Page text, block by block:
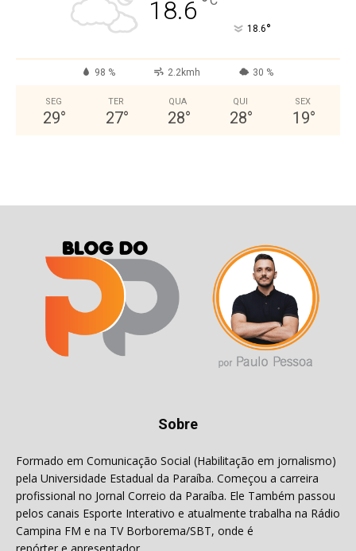
18.6
18.6°
98 % 2.2kmh 30 %
SEG
29°
TER
27°
QUA
28°
QUI
28°
SEX
19°
Sobre
Formado em Comunicação Social (Habilitação em jornalismo)
pela Universidade Estadual da Paraíba. Começou a carreira
profissional no Jornal Correio da Paraíba. Ele Também passou
pelos canais Esporte Interativo e atualmente trabalha na Rádio
Campina FM e na TV Borborema/SBT, onde é